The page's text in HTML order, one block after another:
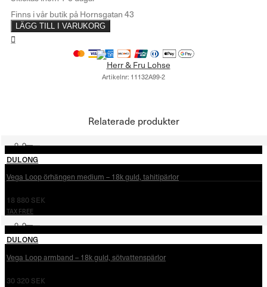
LÄGG TILL I VARUKORG
Artikelnr: 11132A99-2
Relaterade produkter
DULONG
Vega Loop örhängen medium – 18k guld, tahitipärlor
18 880 SEK
TAX FREE
DULONG
Vega Loop armband – 18k guld, sötvattenspärlor
30 320 SEK